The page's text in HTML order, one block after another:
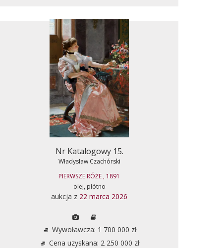
Nr Katalogowy 15.
Władysław Czachórski
PIERWSZE RÓŻE , 1891
olej, płótno
aukcja z 22 marca 2026
Wywoławcza: 1 700 000 zł
Cena uzyskana: 2 250 000 zł